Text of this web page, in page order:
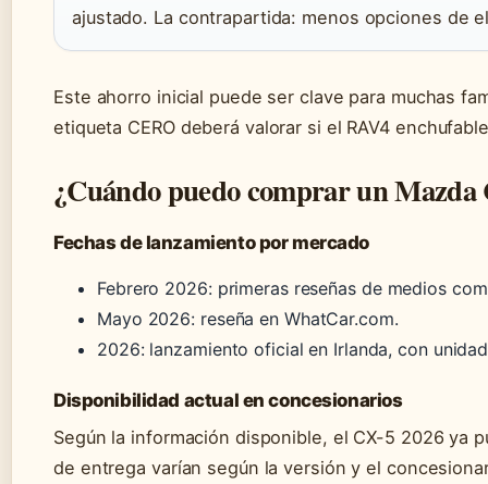
ajustado. La contrapartida: menos opciones de
Este ahorro inicial puede ser clave para muchas
etiqueta CERO deberá valorar si el RAV4
¿Cuándo puedo comprar un Mazda
Fechas de lanzamiento por mercado
Febrero 2026: primeras reseñas de medios
Mayo 2026: reseña en WhatCar.com.
2026: lanzamiento oficial en Irlanda, con
Disponibilidad actual en concesionarios
Según la información disponible, el CX-5 2026 ya
de entrega varían según la versión y el